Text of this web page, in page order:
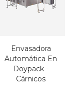
Envasadora
Automática En
Doypack -
Cárnicos